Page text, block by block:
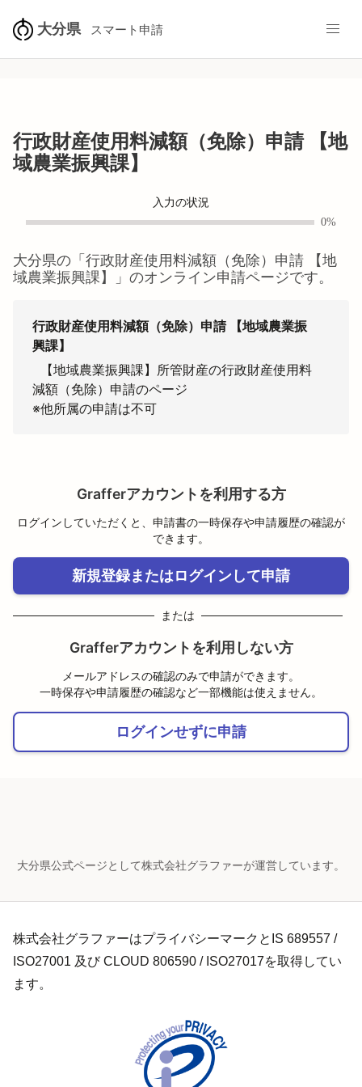
大分県 スマート申請
行政財産使用料減額（免除）申請 【地
域農業振興課】
入力の状況
0%
大分県の「 行政財産使用料減額（免除）申請 【地
域農業振興課】
」のオンライン申請ページです。
行政財産使用料減額（免除）申請 【地域農業振
興課】
減額（免除）申請のページ
※他所属の申請は不可
Grafferアカウントを利用する方
ログインしていただくと、申請書の一時保存や申請履歴の確認が
できます。
新規登録またはログインして申請
または
Grafferアカウントを利用しない方
メールアドレスの確認のみで申請ができます。
一時保存や申請履歴の確認など一部機能は使えません。
ログインせずに申請
大分県公式ページとして株式会社グラファーが運営しています。
株式会社グラファーはプライバシーマークとIS 689557 /
ISO27001 及び CLOUD 806590 / ISO27017を取得してい
ます。